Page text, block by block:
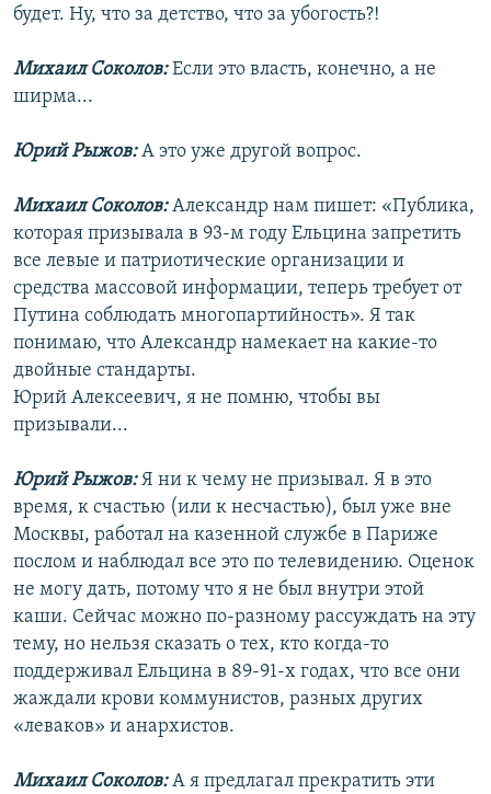
будет. Ну, что за детство, что за убогость?!
Михаил Соколов:Если это власть, конечно, а не
ширма...
Юрий Рыжов:А это уже другой вопрос.
Михаил Соколов:Александр нам пишет: «Публика,
которая призывала в 93-м году Ельцина запретить
все левые и патриотические организации и
средства массовой информации, теперь требует от
Путина соблюдать многопартийность». Я так
понимаю, что Александр намекает на какие-то
двойные стандарты.
Юрий Алексеевич, я не помню, чтобы вы
призывали...
Юрий Рыжов:Я ни к чему не призывал. Я в это
время, к счастью (или к несчастью), был уже вне
Москвы, работал на казенной службе в Париже
послом и наблюдал все это по телевидению. Оценок
не могу дать, потому что я не был внутри этой
каши. Сейчас можно по-разному рассуждать на эту
тему, но нельзя сказать о тех, кто когда-то
поддерживал Ельцина в 89-91-х годах, что все они
жаждали крови коммунистов, разных других
«леваков» и анархистов.
Михаил Соколов:А я предлагал прекратить эти